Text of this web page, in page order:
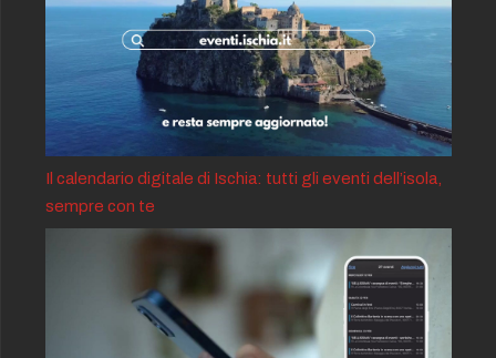
Il calendario digitale di Ischia: tutti gli eventi dell’isola,
sempre con te